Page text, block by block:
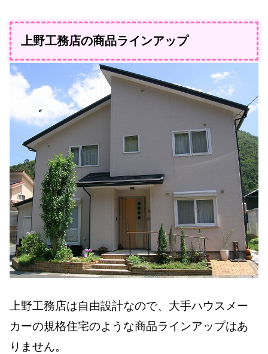
上野工務店の商品ラインアップ
上野工務店は自由設計なので、大手ハウスメー
カーの規格住宅のような商品ラインアップはあ
りません。